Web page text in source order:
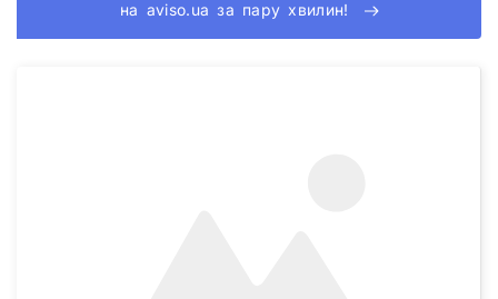
на aviso.ua за пару хвилин!